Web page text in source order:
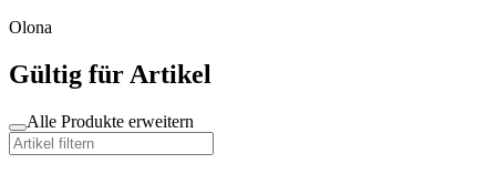
Olona
Gültig für Artikel
Alle Produkte erweitern